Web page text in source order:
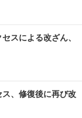
スによる改ざん、
、修復後に再び改